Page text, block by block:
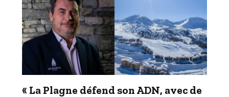
« La Plagne défend son ADN, avec de